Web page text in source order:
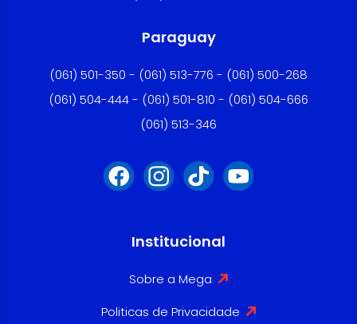
Paraguay
(061) 501-350 - (061) 513-776 - (061) 500-268
(061) 504-444 - (061) 501-810 - (061) 504-666
(061) 513-346
Institucional
Sobre a Mega
Politicas de Privacidade